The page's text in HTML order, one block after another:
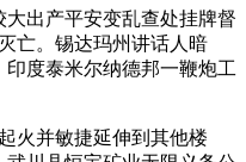
出产平安变乱查处挂牌督
亡。锡达玛州讲话人暗
度泰米尔纳德邦一鞭炮工
并敏捷延伸到其他楼